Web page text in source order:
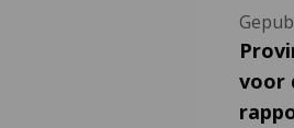
voor